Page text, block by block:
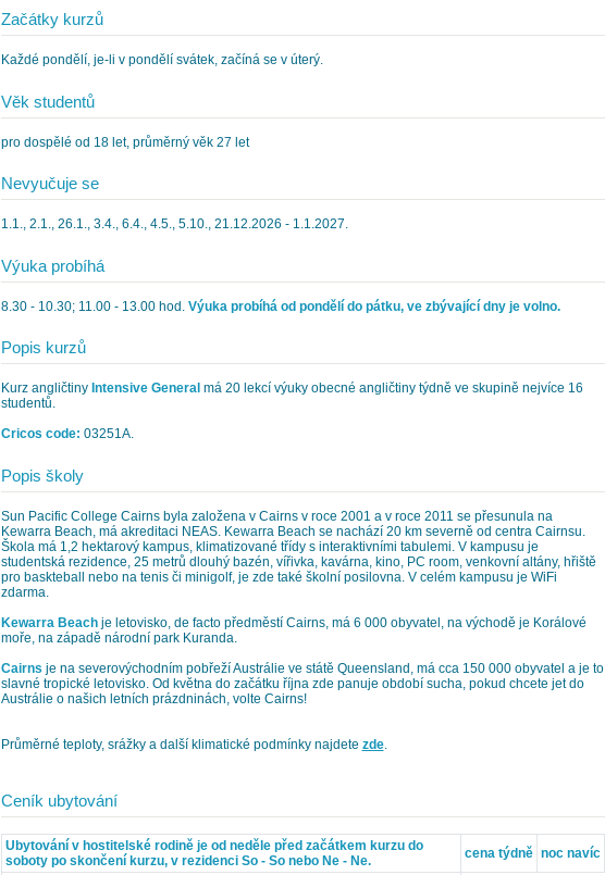
Začátky kurzů
Každé pondělí, je-li v pondělí svátek, začíná se v úterý.
Věk studentů
pro dospělé od 18 let, průměrný věk 27 let
Nevyučuje se
1.1., 2.1., 26.1., 3.4., 6.4., 4.5., 5.10., 21.12.2026 - 1.1.2027.
Výuka probíhá
8.30 - 10.30; 11.00 - 13.00 hod. Výuka probíhá od pondělí do pátku, ve zbývající dny je volno.
Popis kurzů
Kurz angličtiny Intensive General má 20 lekcí výuky obecné angličtiny týdně ve skupině nejvíce 16
studentů.
Cricos code: 03251A.
Popis školy
Sun Pacific College Cairns byla založena v Cairns v roce 2001 a v roce 2011 se přesunula na
Kewarra Beach, má akreditaci NEAS. Kewarra Beach se nachází 20 km severně od centra Cairnsu.
Škola má 1,2 hektarový kampus, klimatizované třídy s interaktivními tabulemi. V kampusu je
studentská rezidence, 25 metrů dlouhý bazén, vířivka, kavárna, kino, PC room, venkovní altány, hřiště
pro baskteball nebo na tenis či minigolf, je zde také školní posilovna. V celém kampusu je WiFi
zdarma.
Kewarra Beachje letovisko, de facto předměstí Cairns, má 6 000 obyvatel, na východě je Korálové
moře, na západě národní park Kuranda.
Cairns je na severovýchodním pobřeží Austrálie ve státě Queensland, má cca 150 000 obyvatel a je to
slavné tropické letovisko. Od května do začátku října zde panuje období sucha, pokud chcete jet do
Austrálie o našich letních prázdninách, volte Cairns!
Průměrné teploty, srážky a další klimatické podmínky najdete zde.
Ceník ubytování
Ubytování v hostitelské rodině je od neděle před začátkem kurzu do
soboty po skončení kurzu, v rezidenci So - So nebo Ne - Ne.
cena týdně noc navíc